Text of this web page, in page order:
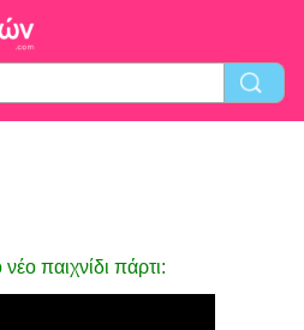
παιχνίδι πάρτι: